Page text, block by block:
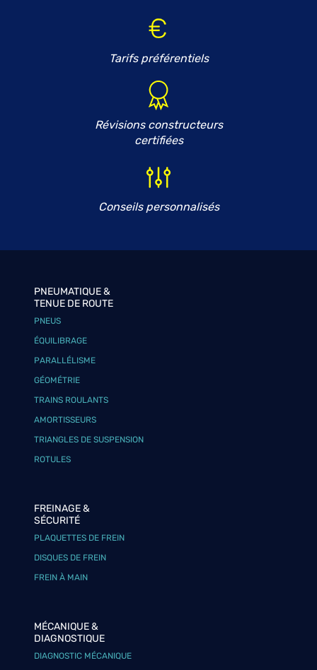
Tarifs préférentiels
Révisions constructeurs
certifiées
Conseils personnalisés
PNEUMATIQUE &
TENUE DE ROUTE
PNEUS
ÉQUILIBRAGE
PARALLÉLISME
GÉOMÉTRIE
TRAINS ROULANTS
AMORTISSEURS
TRIANGLES DE SUSPENSION
ROTULES
FREINAGE &
SÉCURITÉ
PLAQUETTES DE FREIN
DISQUES DE FREIN
FREIN À MAIN
MÉCANIQUE &
DIAGNOSTIQUE
DIAGNOSTIC MÉCANIQUE